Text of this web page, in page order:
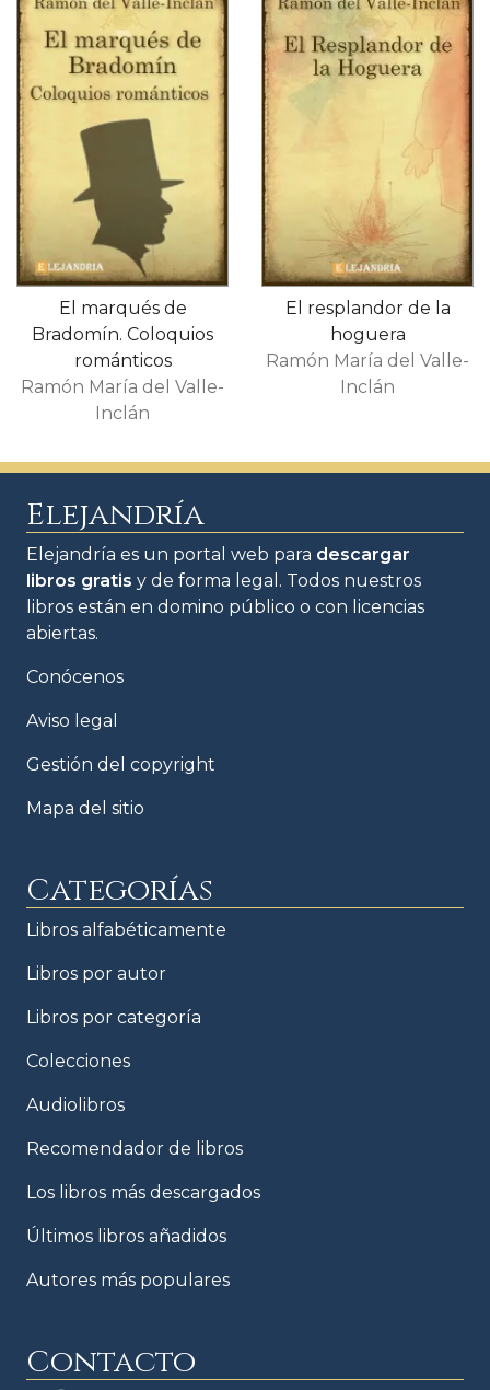
El marqués de
Bradomín. Coloquios
románticos
Ramón María del Valle-
Inclán
El resplandor de la
hoguera
Ramón María del Valle-
Inclán
Elejandría
Elejandría es un portal web para descargar
libros gratis y de forma legal. Todos nuestros
libros están en domino público o con licencias
abiertas.
Conócenos
Aviso legal
Gestión del copyright
Mapa del sitio
Categorías
Libros alfabéticamente
Libros por autor
Libros por categoría
Colecciones
Audiolibros
Recomendador de libros
Los libros más descargados
Últimos libros añadidos
Autores más populares
Contacto